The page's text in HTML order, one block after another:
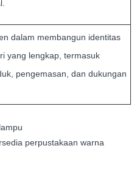
dalam membangun identitas
yang lengkap, termasuk
pengemasan, dan dukungan
perpustakaan warna